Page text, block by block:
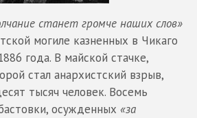
станет громче наших слов»
могиле казненных в Чикаго
года. В майской стачке,
стал анархистский взрыв,
тысяч человек. Восемь
осужденных «за